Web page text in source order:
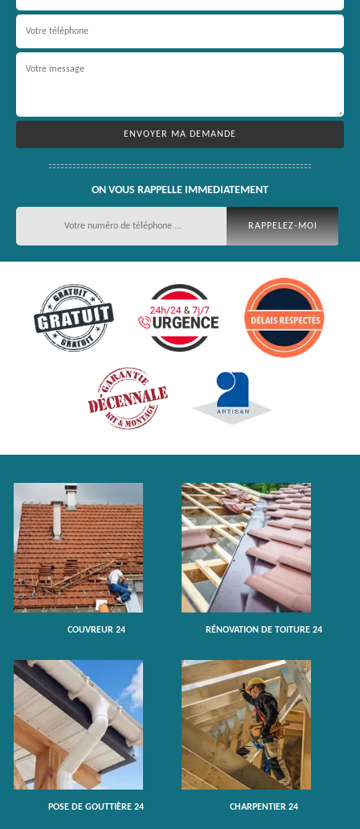
ON VOUS RAPPELLE IMMEDIATEMENT
COUVREUR 24 RÉNOVATION DE TOITURE 24
POSE DE GOUTTIÈRE 24 CHARPENTIER 24